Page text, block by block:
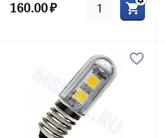
160.00₽